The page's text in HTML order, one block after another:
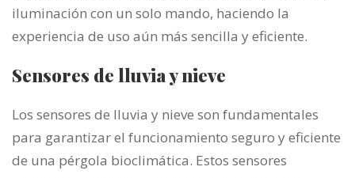
iluminación con un solo mando, haciendo la
experiencia de uso aún más sencilla y eficiente.
Sensores de lluvia y nieve
Los sensores de lluvia y nieve son fundamentales
para garantizar el funcionamiento seguro y eficiente
de una pérgola bioclimática. Estos sensores